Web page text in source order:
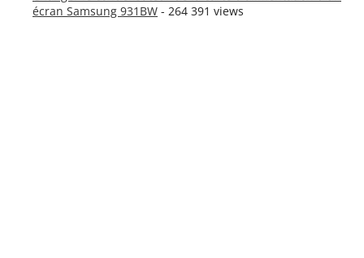
écran Samsung 931BW - 264 391 views